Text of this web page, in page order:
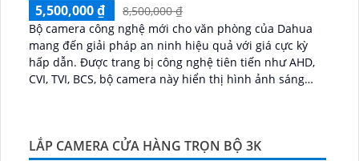
5,500,000 ₫
8,500,000 ₫
Bộ camera công nghệ mới cho văn phòng của Dahua
mang đến giải pháp an ninh hiệu quả với giá cực kỳ
hấp dẫn. Được trang bị công nghệ tiên tiến như AHD,
CVI, TVI, BCS, bộ camera này hiển thị hình ảnh sáng
LẮP CAMERA CỬA HÀNG TRỌN BỘ 3K